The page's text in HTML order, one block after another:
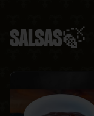
SALSAS🍃